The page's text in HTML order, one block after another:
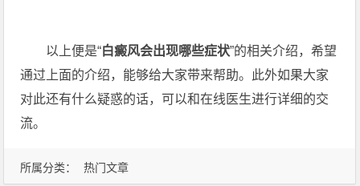
所属分类： 热门文章
以上便是“白癜风会出现哪些症状”的相关介绍，希望
通过上面的介绍，能够给大家带来帮助。此外如果大家
对此还有什么疑惑的话，可以和在线医生进行详细的交
流。